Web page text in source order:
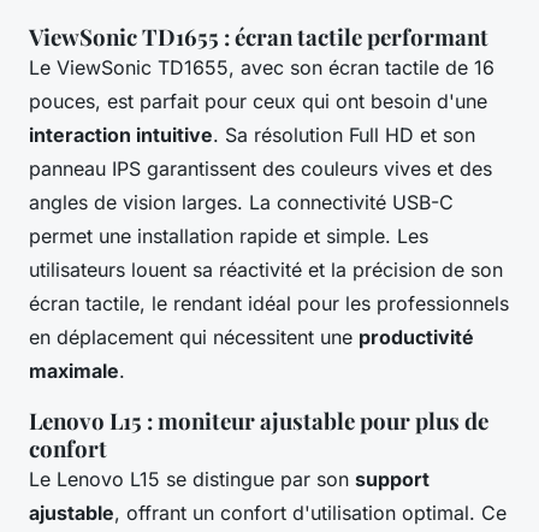
ViewSonic TD1655 : écran tactile performant
Le ViewSonic TD1655, avec son écran tactile de 16
pouces, est parfait pour ceux qui ont besoin d'une
interaction intuitive. Sa résolution Full HD et son
panneau IPS garantissent des couleurs vives et des
angles de vision larges. La connectivité USB-C
permet une installation rapide et simple. Les
utilisateurs louent sa réactivité et la précision de son
écran tactile, le rendant idéal pour les professionnels
en déplacement qui nécessitent une productivité
maximale.
Lenovo L15 : moniteur ajustable pour plus de
confort
Le Lenovo L15 se distingue par son support
ajustable, offrant un confort d'utilisation optimal. Ce